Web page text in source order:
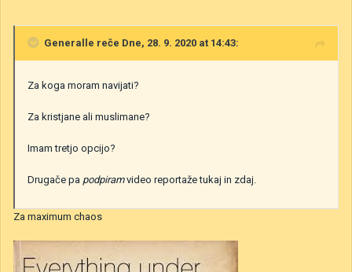
Generalle reče Dne, 28. 9. 2020 at 14:43:
Za koga moram navijati?
Za kristjane ali muslimane?
Imam tretjo opcijo?
Drugače pa podpiramvideo reportaže tukaj in zdaj.
Za maximum chaos